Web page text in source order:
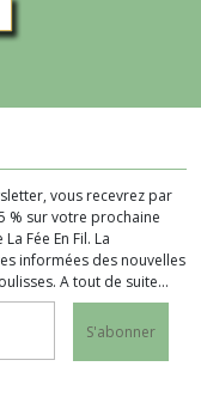
vous recevrez par
% sur votre prochaine
Fée En Fil. La
informées des nouvelles
A tout de suite...
S'abonner